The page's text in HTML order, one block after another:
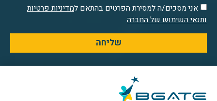
אני מסכים/ה למסירת הפרטים בהתאם למדיניות פרטיות
ותנאי השימוש של החברה
שליחה